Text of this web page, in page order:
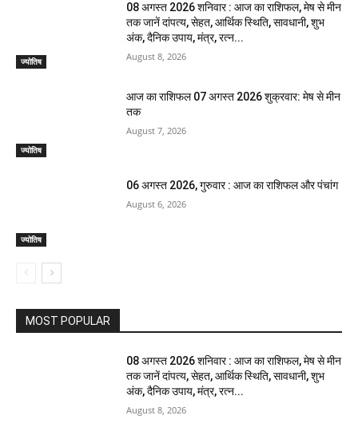
ज्योतिष
08 अगस्त 2026 शनिवार : आज का राशिफल, मेष से मीन
तक जानें दांपत्य, सेहत, आर्थिक स्थिति, सावधानी, शुभ
अंक, दैनिक उपाय, मंत्र, रत्न...
August 8, 2026
ज्योतिष
आज का राशिफल 07 अगस्त 2026 शुक्रवार: मेष से मीन
तक
August 7, 2026
ज्योतिष
06 अगस्त 2026, गुरुवार : आज का राशिफल और पंचांग
August 6, 2026
MOST POPULAR
08 अगस्त 2026 शनिवार : आज का राशिफल, मेष से मीन
तक जानें दांपत्य, सेहत, आर्थिक स्थिति, सावधानी, शुभ
अंक, दैनिक उपाय, मंत्र, रत्न...
August 8, 2026